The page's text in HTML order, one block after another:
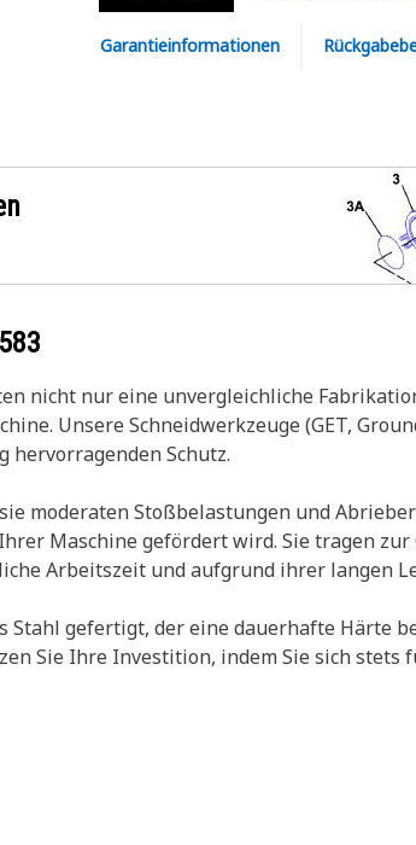
Garantieinformationen
nicht nur eine unvergleichliche
Unsere Schneidwerkzeuge (GET,
hervorragenden Schutz.
moderaten Stoßbelastungen und
Maschine gefördert wird. Sie tragen
Arbeitszeit und aufgrund ihrer langen
Stahl gefertigt, der eine dauerhafte Härte
Sie Ihre Investition, indem Sie sich stets